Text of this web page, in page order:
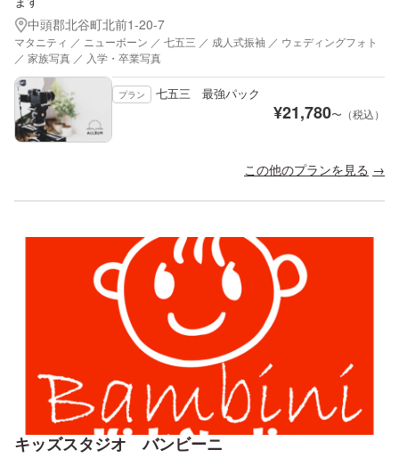
中頭郡北谷町北前1-20-7
マタニティ ／ ニューボーン ／ 七五三 ／ 成人式振袖 ／ ウェディングフォト
／ 家族写真 ／ 入学・卒業写真
プラン 七五三 最強パック
¥21,780〜（税込）
この他のプランを見る
キッズスタジオ バンビーニ